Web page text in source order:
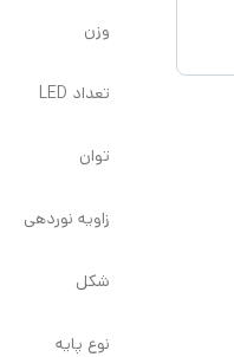
وزن
تعداد LED
توان
زاویه نوردهی
شکل
نوع پایه